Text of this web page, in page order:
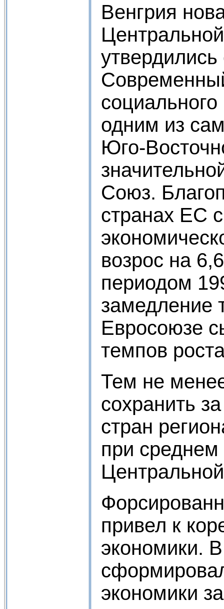
Венгрия
одним из
Юго-
Союз.
странах ЕС
возрос на
периодом
замедление
Евросоюзе
темпов
Тем не
сохранить
стран
при среднем
привел к
экономики.
экономики